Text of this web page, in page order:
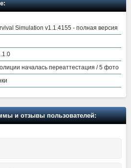
Simulation v1.1.4155 - полная версия
началась переаттестация / 5 фото
и отзывы пользователей: